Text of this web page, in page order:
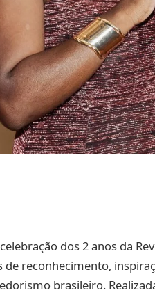
dos 2 anos da
de reconhecimento,
brasileiro.